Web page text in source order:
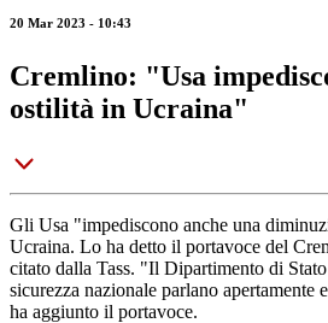
20 Mar 2023 - 10:43
Cremlino: "Usa
ostilità in Ucraina"
Gli Usa "impediscono anche una
Ucraina. Lo ha detto il portavoce del
citato dalla Tass. "Il Dipartimento di
sicurezza nazionale parlano apertamente
ha aggiunto il portavoce.